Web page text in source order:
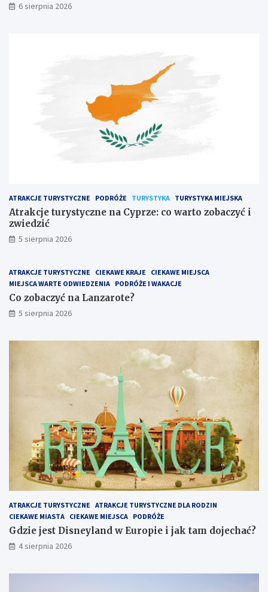
6 sierpnia 2026
ATRAKCJE TURYSTYCZNE PODRÓŻE TURYSTYKA TURYSTYKA MIEJSKA
Atrakcje turystyczne na Cyprze: co warto zobaczyć i
zwiedzić
5 sierpnia 2026
ATRAKCJE TURYSTYCZNE CIEKAWE KRAJE
CIEKAWE MIEJSCA
MIEJSCA WARTE ODWIEDZENIA PODRÓŻE I WAKACJE
Co zobaczyć na Lanzarote?
5 sierpnia 2026
ATRAKCJE TURYSTYCZNE ATRAKCJE TURYSTYCZNE DLA RODZIN
CIEKAWE MIASTA CIEKAWE MIEJSCA PODRÓŻE
Gdzie jest Disneyland w Europie i jak tam dojechać?
4 sierpnia 2026